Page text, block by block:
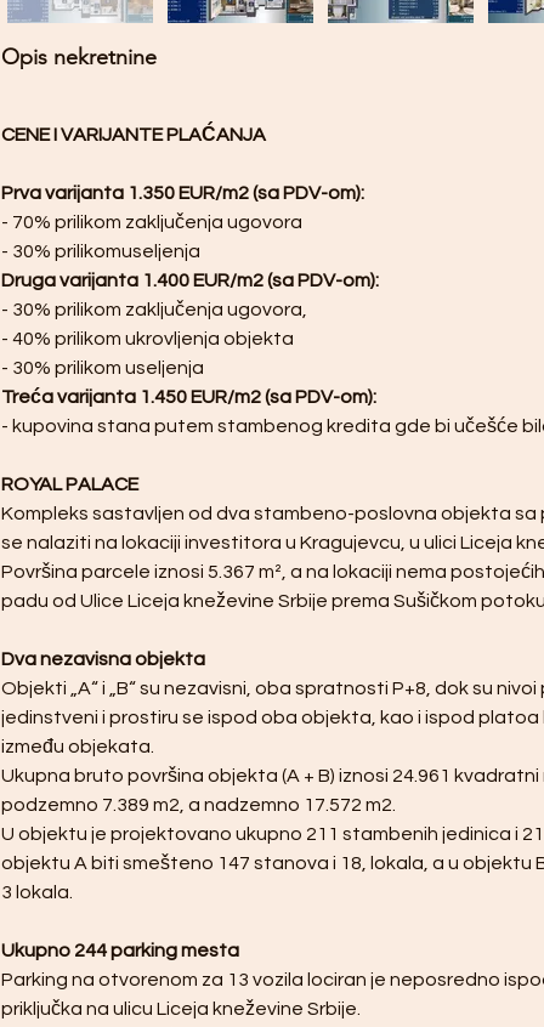
Opis nekretnine
CENE I VARIJANTE PLAĆANJA
Prva varijanta 1.350 EUR/m2 (sa PDV-om):
- 70% prilikom zaključenja ugovora
- 30% prilikomuseljenja
Druga varijanta 1.400 EUR/m2 (sa PDV-om):
- 30% prilikom zaključenja ugovora,
- 40% prilikom ukrovljenja objekta
- 30% prilikom useljenja
Treća varijanta 1.450 EUR/m2 (sa PDV-om):
- kupovina stana putem stambenog kredita gde bi učešće
ROYAL PALACE
Kompleks sastavljen od dva stambeno-poslovna objekta sa
se nalaziti na lokaciji investitora u Kragujevcu, u ulici Liceja
Površina parcele iznosi 5.367 m², a na lokaciji nema
padu od Ulice Liceja kneževine Srbije prema Sušičkom
Dva nezavisna objekta
Objekti „A“ i „B“ su nezavisni, oba spratnosti P+8, dok su
jedinstveni i prostiru se ispod oba objekta, kao i ispod
između objekata.
Ukupna bruto površina objekta (A + B) iznosi 24.961
podzemno 7.389 m2, a nadzemno 17.572 m2.
U objektu je projektovano ukupno 211 stambenih jedinica i
objektu A biti smešteno 147 stanova i 18, lokala, a u objektu
3 lokala.
Ukupno 244 parking mesta
Parking na otvorenom za 13 vozila lociran je neposredno
priključka na ulicu Liceja kneževine Srbije.